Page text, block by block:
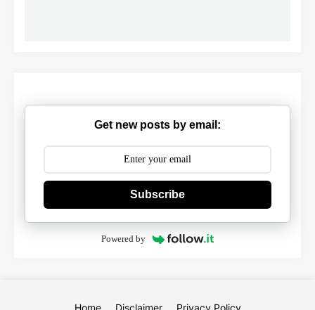
Get new posts by email:
Subscribe
Powered by